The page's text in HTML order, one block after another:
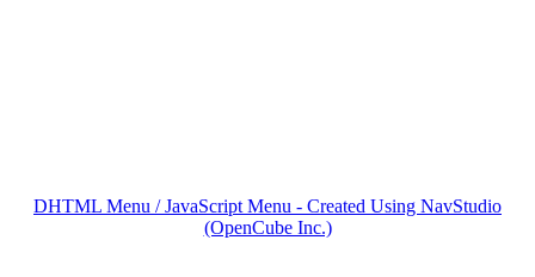
DHTML Menu / JavaScript Menu - Created Using NavStudio
(OpenCube Inc.)